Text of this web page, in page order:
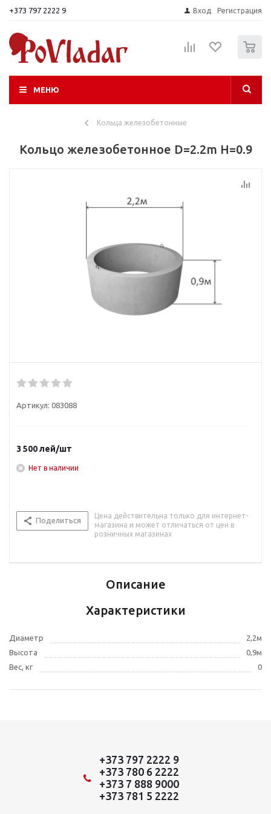
+373 797 2222 9 Вход Регистрация
МЕНЮ
Кольца железобетонные
Кольцо железобетонное D=2.2m H=0.9
Артикул: 083088
3 500лей/шт
Нет в наличии
Поделиться
Цена действительна только для интернет-
магазина и может отличаться от цен в
розничных магазинах
Описание
Характеристики
Диаметр
2,2м
Высота
0,9м
Вес, кг
0
+373 797 2222 9
+373 780 6 2222
+373 7 888 9000
+373 781 5 2222